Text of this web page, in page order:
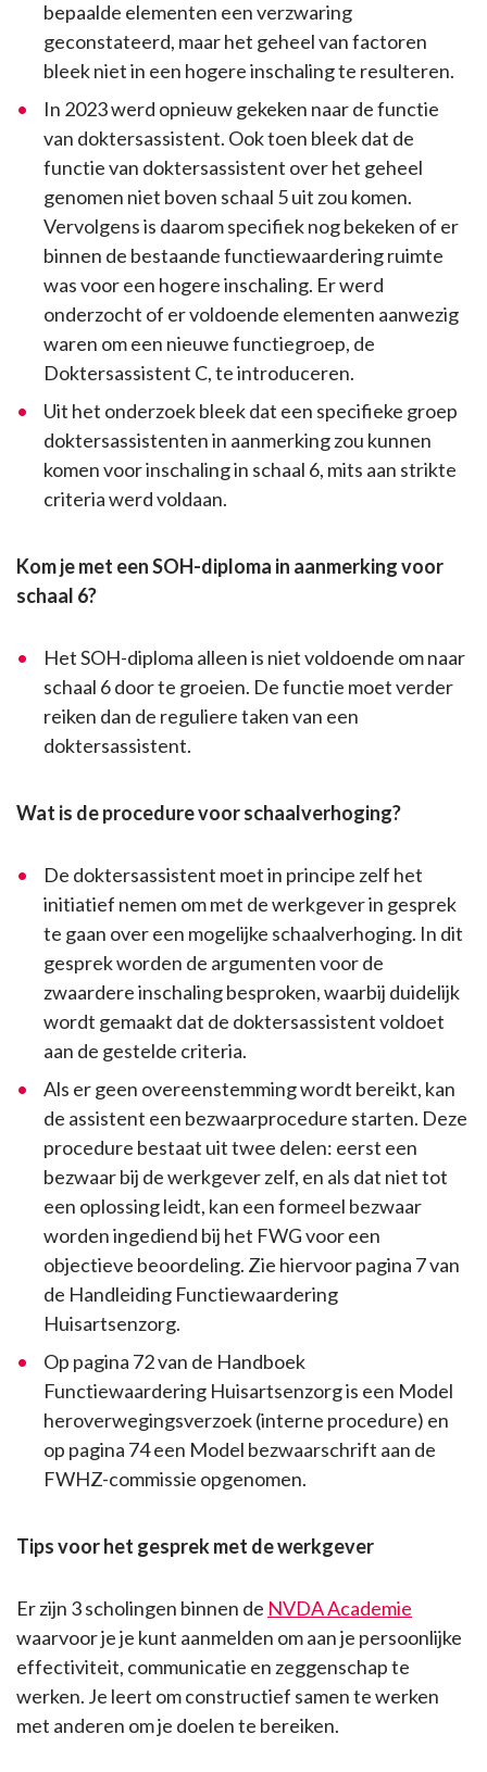
bepaalde elementen een verzwaring
geconstateerd, maar het geheel van factoren
bleek niet in een hogere inschaling te resulteren.
In 2023 werd opnieuw gekeken naar de functie
van doktersassistent. Ook toen bleek dat de
functie van doktersassistent over het geheel
genomen niet boven schaal 5 uit zou komen.
Vervolgens is daarom specifiek nog bekeken of er
binnen de bestaande functiewaardering ruimte
was voor een hogere inschaling. Er werd
onderzocht of er voldoende elementen aanwezig
waren om een nieuwe functiegroep, de
Doktersassistent C, te introduceren.
Uit het onderzoek bleek dat een specifieke groep
doktersassistenten in aanmerking zou kunnen
komen voor inschaling in schaal 6, mits aan strikte
criteria werd voldaan.
Kom je met een SOH-diploma in aanmerking voor
schaal 6?
Het SOH-diploma alleen is niet voldoende om naar
schaal 6 door te groeien. De functie moet verder
reiken dan de reguliere taken van een
doktersassistent.
Wat is de procedure voor schaalverhoging?
De doktersassistent moet in principe zelf het
initiatief nemen om met de werkgever in gesprek
te gaan over een mogelijke schaalverhoging. In dit
gesprek worden de argumenten voor de
zwaardere inschaling besproken, waarbij duidelijk
wordt gemaakt dat de doktersassistent voldoet
aan de gestelde criteria.
Als er geen overeenstemming wordt bereikt, kan
de assistent een bezwaarprocedure starten. Deze
procedure bestaat uit twee delen: eerst een
bezwaar bij de werkgever zelf, en als dat niet tot
een oplossing leidt, kan een formeel bezwaar
worden ingediend bij het FWG voor een
objectieve beoordeling. Zie hiervoor pagina 7 van
de Handleiding Functiewaardering
Huisartsenzorg.
Op pagina 72 van de Handboek
Functiewaardering Huisartsenzorg is een Model
heroverwegingsverzoek (interne procedure) en
op pagina 74 een Model bezwaarschrift aan de
FWHZ-commissie opgenomen.
Tips voor het gesprek met de werkgever
Er zijn 3 scholingen binnen de NVDA Academie
waarvoor je je kunt aanmelden om aan je persoonlijke
effectiviteit, communicatie en zeggenschap te
werken. Je leert om constructief samen te werken
met anderen om je doelen te bereiken.